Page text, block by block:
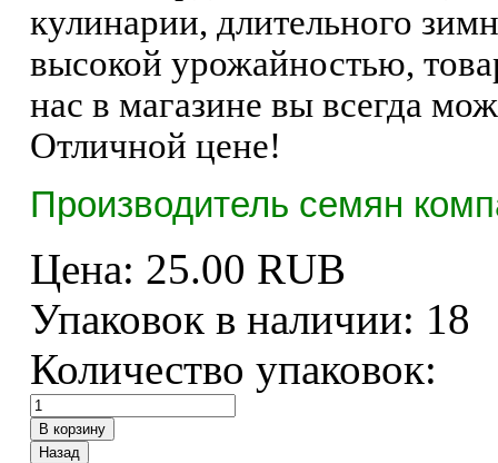
кулинарии, длительного
высокой урожайностью,
нас в магазине вы всегда
Отличной цене!
Производитель семян
Цена: 25.00 RUB
Упаковок в наличии: 18
Количество упаковок: